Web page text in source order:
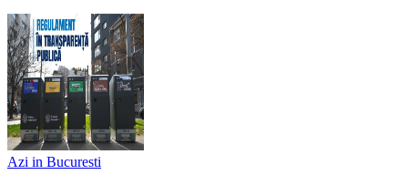
Azi in Bucuresti